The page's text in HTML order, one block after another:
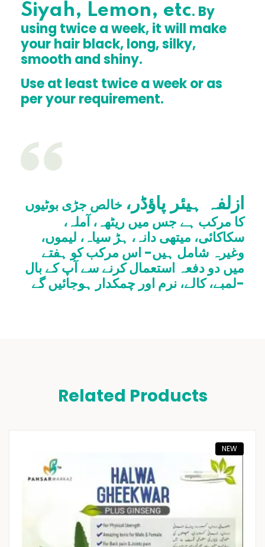
Siyah, Lemon, etc. By
using twice a week, it will make
your hair black, long, silky,
smooth and shiny.
Use at least twice a week or as
per your requirement.
ازلفہ ہیئر پاؤڈر، خالص جڑی بوٹیوں
کا مرکب ہے جس میں ریٹھہ، آملہ،
سکاکائی، میتھی دانہ، ہڑ سیاہ، لیموں،
وغیرہ شامل ہیں- اس مرکب کو ہفتے
میں دو دفعہ استعمال کرنے سے آپ کے بال
لمبے، کالے، نرم اور چمکدار ہوجائیں گے-
Related Products
NEW